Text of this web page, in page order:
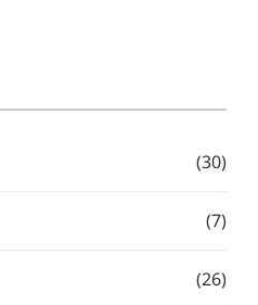
(30)
(7)
(26)